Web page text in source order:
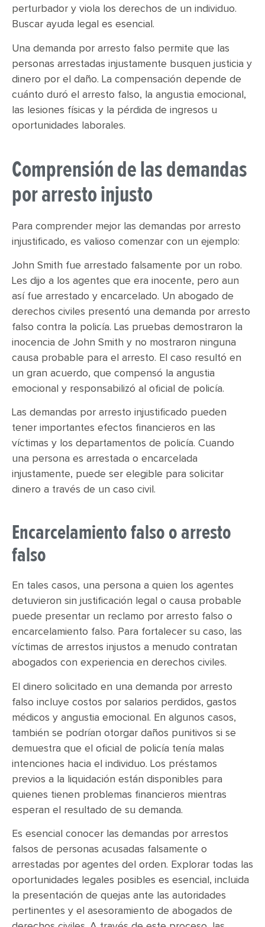
perturbador y viola los derechos de un individuo.
Buscar ayuda legal es esencial.
Una demanda por arresto falso permite que las
personas arrestadas injustamente busquen justicia y
dinero por el daño. La compensación depende de
cuánto duró el arresto falso, la angustia emocional,
las lesiones físicas y la pérdida de ingresos u
oportunidades laborales.
Comprensión de las demandas
por arresto injusto
Para comprender mejor las demandas por arresto
injustificado, es valioso comenzar con un ejemplo:
John Smith fue arrestado falsamente por un robo.
Les dijo a los agentes que era inocente, pero aun
así fue arrestado y encarcelado. Un abogado de
derechos civiles presentó una demanda por arresto
falso contra la policía. Las pruebas demostraron la
inocencia de John Smith y no mostraron ninguna
causa probable para el arresto. El caso resultó en
un gran acuerdo, que compensó la angustia
emocional y responsabilizó al oficial de policía.
Las demandas por arresto injustificado pueden
tener importantes efectos financieros en las
víctimas y los departamentos de policía. Cuando
una persona es arrestada o encarcelada
injustamente, puede ser elegible para solicitar
dinero a través de un caso civil.
Encarcelamiento falso o arresto
falso
En tales casos, una persona a quien los agentes
detuvieron sin justificación legal o causa probable
puede presentar un reclamo por arresto falso o
encarcelamiento falso. Para fortalecer su caso, las
víctimas de arrestos injustos a menudo contratan
abogados con experiencia en derechos civiles.
El dinero solicitado en una demanda por arresto
falso incluye costos por salarios perdidos, gastos
médicos y angustia emocional. En algunos casos,
también se podrían otorgar daños punitivos si se
demuestra que el oficial de policía tenía malas
intenciones hacia el individuo. Los préstamos
previos a la liquidación están disponibles para
quienes tienen problemas financieros mientras
esperan el resultado de su demanda.
Es esencial conocer las demandas por arrestos
falsos de personas acusadas falsamente o
arrestadas por agentes del orden. Explorar todas las
oportunidades legales posibles es esencial, incluida
la presentación de quejas ante las autoridades
pertinentes y el asesoramiento de abogados de